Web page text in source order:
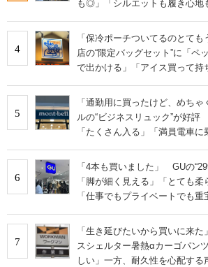
も◎」「シルエットも履き心地
4
「保冷ポーチついてるのとて
店の“限定バッグセット”に「ペ
で出かける」「アイス買って持
5
「通勤用に買ったけど、めち
ルの“ビジネスリュック”が好評
「たくさん入る」「満員電車に
6
「4本も買いました」 GUの
「脚が細く見える」「とても柔
「仕事でもプライベートでも重
7
「生き延びたいから買いに来た
スシェルター暑熱αカーゴパン
しい」一方、耐久性を心配する